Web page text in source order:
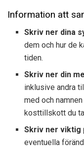
Information att
Skriv ner dina
dem och hur de
tiden.
Skriv ner din
inklusive andra
med och
kosttillskott du
Skriv ner viktig
eventuella